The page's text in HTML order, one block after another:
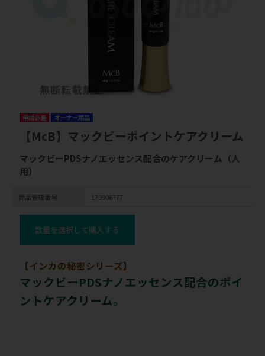
申請必要 オーナー用品
【McB】マックビーポイントケアクリーム
マックビーPDSナノエッセンス配合のケアクリーム（人
用）
商品管理番号 179906777
数量を選択して購入する
【インカの秘密シリーズ】
マックビーPDSナノエッセンス配合のポイ
ントケアクリーム。